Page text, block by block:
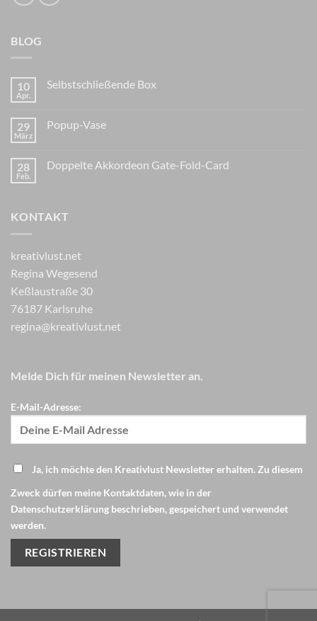
BLOG
10
Apr.
Selbstschließende Box
29
März
Popup-Vase
28
Feb.
Doppelte Akkordeon Gate-Fold-Card
KONTAKT
kreativlust.net
Regina Wegesend
Keßlaustraße 30
76187 Karlsruhe
regina@kreativlust.net
Melde Dich für meinen Newsletter an.
E-Mail-Adresse:
Ja, ich möchte den Kreativlust Newsletter erhalten. Zu diesem
Zweck dürfen meine Kontaktdaten, wie in der
Datenschutzerklärung beschrieben, gespeichert und verwendet
werden.